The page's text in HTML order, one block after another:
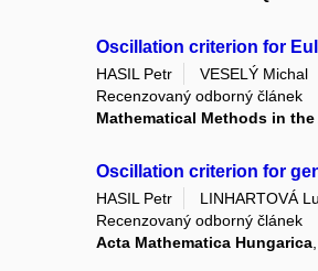
Oscillation criterion for
HASIL Petr
VESELÝ Michal
Recenzovaný odborný článek
Mathematical Methods in
Oscillation criterion for
HASIL Petr LINHARTOVÁ
Recenzovaný odborný článek
Acta Mathematica Hungarica